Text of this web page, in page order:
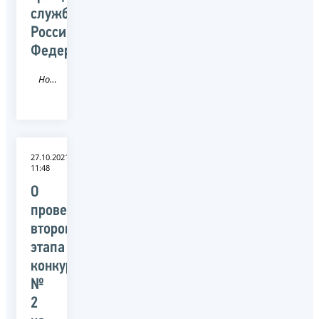
службы
Российской
Федерации
Новость
27.10.2021
11:48
О
проведении
второго
этапа
конкурса
№
2